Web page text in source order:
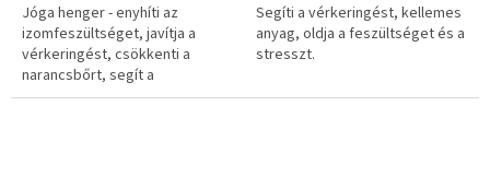
Jóga henger - enyhíti az
izomfeszültséget, javítja a
vérkeringést, csökkenti a
narancsbőrt, segít a
zsírszövetek lebontásában,
Segíti a vérkeringést, kellemes
anyag, oldja a feszültséget és a
stresszt.